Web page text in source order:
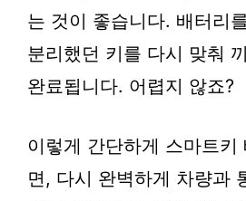
는 것이 좋습니다. 배터리
분리했던 키를 다시 맞춰
완료됩니다. 어렵지 않죠?
이렇게 간단하게 스마트키
면, 다시 완벽하게 차량과